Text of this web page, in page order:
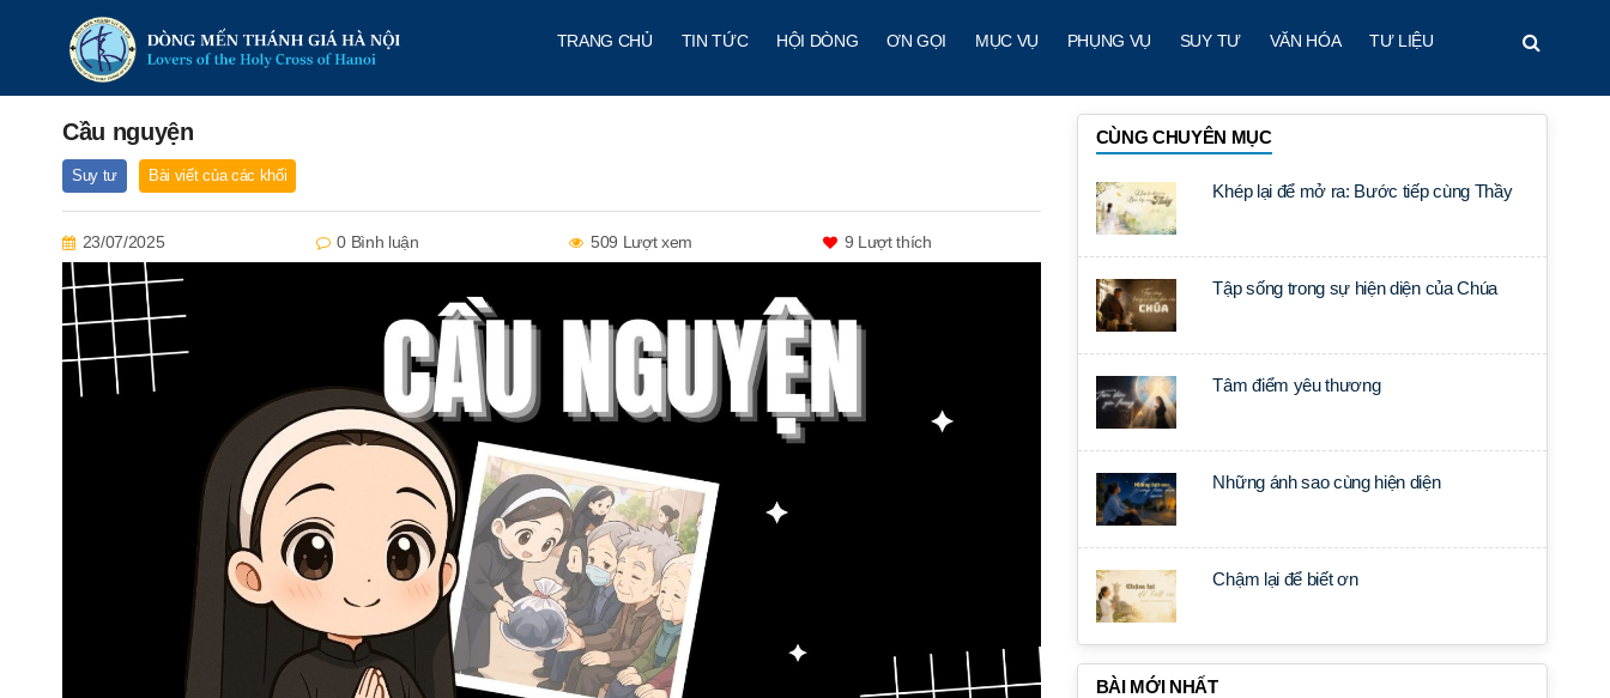
TRANG CHỦ TIN TỨC HỘI DÒNG ƠN GỌI MỤC VỤ PHỤNG VỤ SUY TƯ VĂN HÓA TƯ LIỆU
Cầu nguyện
Suy tư Bài viết của các khối
23/07/2025 0 Bình luận 509 Lượt xem 9 Lượt thích
CÙNG CHUYÊN MỤC
Khép lại để mở ra: Bước tiếp cùng Thầy
Tập sống trong sự hiện diện của Chúa
Tâm điểm yêu thương
Những ánh sao cùng hiện diện
Chậm lại để biết ơn
BÀI MỚI NHẤT